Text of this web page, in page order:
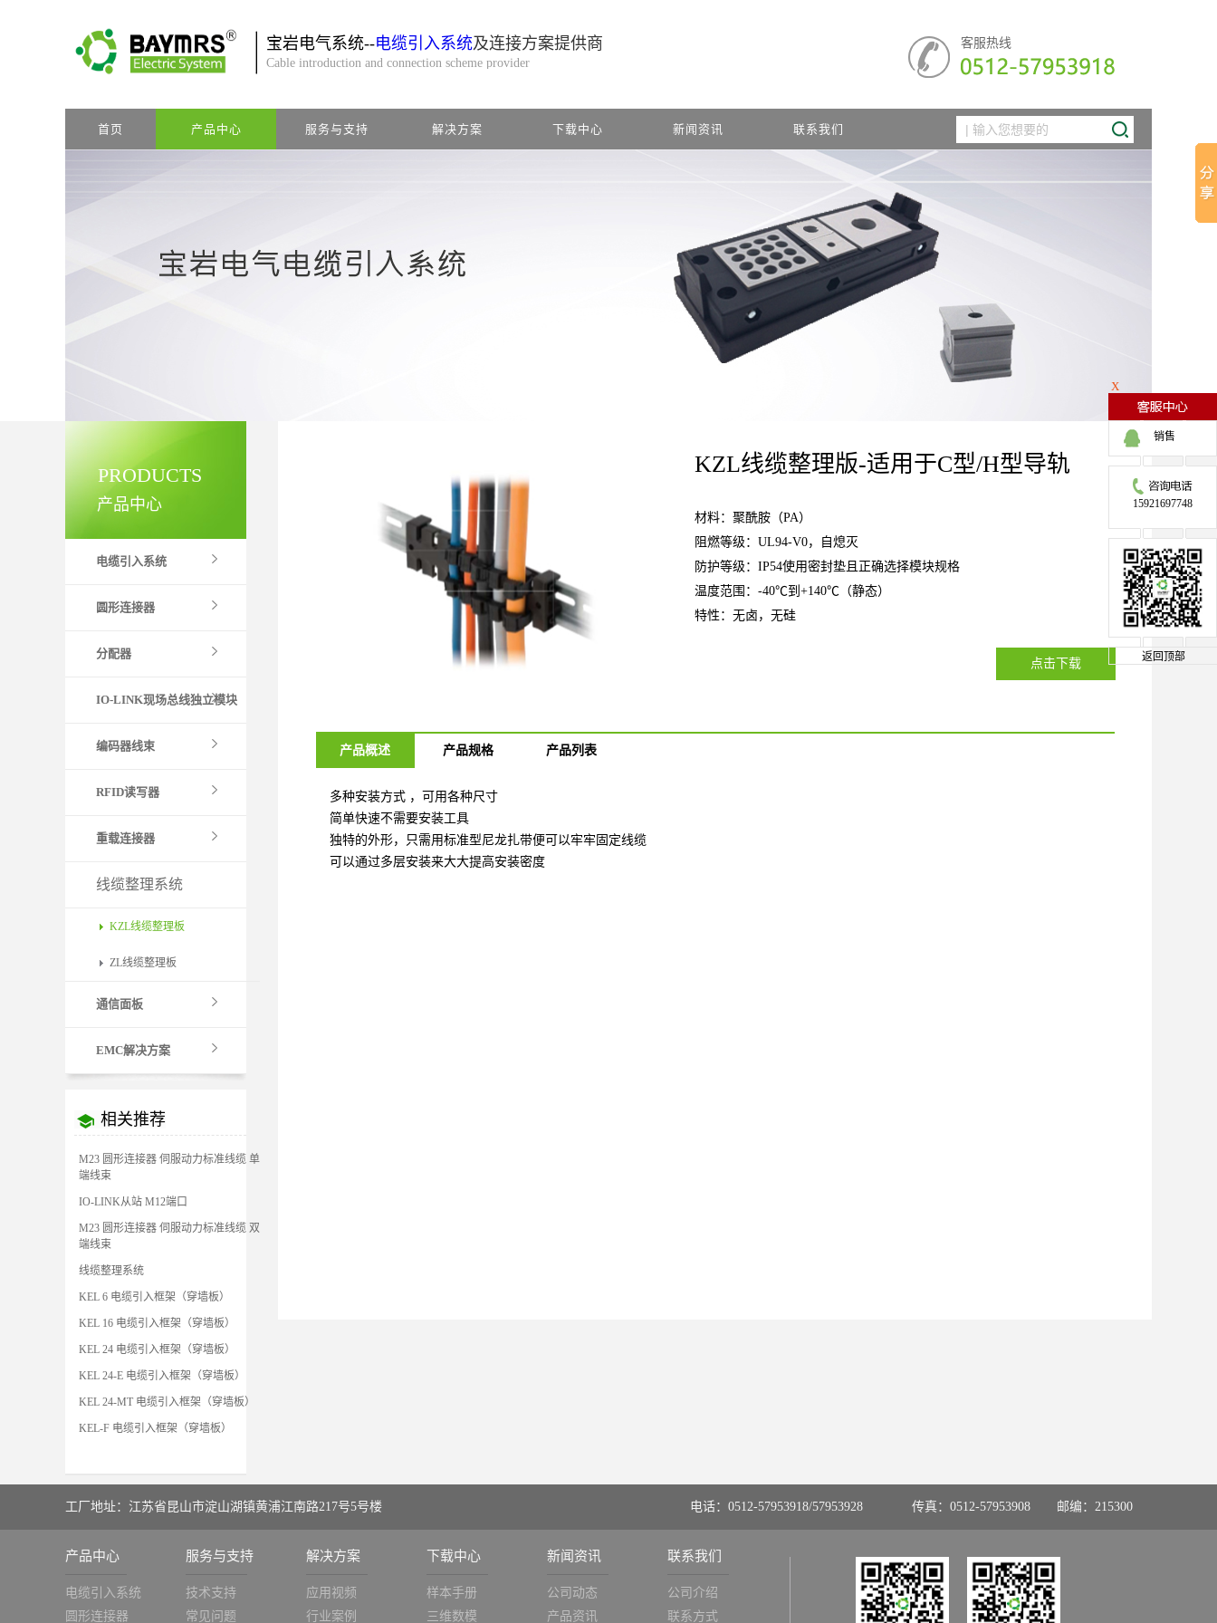
客服热线
宝岩电气系统--电缆引入系统及连接方案提供商
Cable introduction and connection scheme provider
首页 产品中心 服务与支持 解决方案 下载中心 新闻资讯 联系我们
产品中心
PRODUCTS
电缆引入系统
圆形连接器
分配器
IO-LINK现场总线独立模块
编码器线束
RFID读写器
重载连接器
线缆整理系统
KZL线缆整理板
ZL线缆整理板
通信面板
EMC解决方案
相关推荐
M23 圆形连接器 伺服动力标准线缆 单
端线束
IO-LINK从站 M12端口
M23 圆形连接器 伺服动力标准线缆 双
端线束
线缆整理系统
KEL 6 电缆引入框架（穿墙板）
KEL 16 电缆引入框架（穿墙板）
KEL 24 电缆引入框架（穿墙板）
KEL 24-E 电缆引入框架（穿墙板）
KEL 24-MT 电缆引入框架（穿墙板）
KEL-F 电缆引入框架（穿墙板）
KZL线缆整理版-适用于C型/H型导轨
材料：聚酰胺（PA）
阻燃等级：UL94-V0，自熄灭
防护等级：IP54使用密封垫且正确选择模块规格
温度范围：-40℃到+140℃（静态）
特性：无卤，无硅
点击下载
产品概述 产品规格 产品列表
多种安装方式 ，可用各种尺寸
简单快速不需要安装工具
独特的外形，只需用标准型尼龙扎带便可以牢牢固定线缆
可以通过多层安装来大大提高安装密度
工厂地址：江苏省昆山市淀山湖镇黄浦江南路217号5号楼 电话：0512-57953918/57953928 传真：0512-57953908 邮编：215300
产品中心
电缆引入系统
圆形连接器
服务与支持
技术支持
常见问题
解决方案
应用视频
行业案例
下载中心
样本手册
三维数模
新闻资讯
公司动态
产品资讯
联系我们
公司介绍
联系方式
X
销售
15921697748
返回顶部